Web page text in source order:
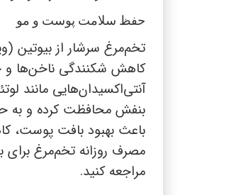
حفظ سلامت پوست و مو
تخم‌مرغ سرشار از بیوتین
کاهش شکنندگی ناخن‌ها و
آنتی‌اکسیدان‌هایی مانند
بنفش محافظت کرده و به
باعث بهبود بافت پوست،
مصرف روزانه تخم‌مرغ
مراجعه کنید.